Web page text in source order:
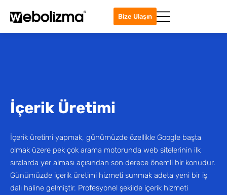
Bize Ulaşın
İçerik Üretimi
İçerik üretimi yapmak, günümüzde özellikle Google başta
olmak üzere pek çok arama motorunda web sitelerinin ilk
sıralarda yer alması açısından son derece önemli bir konudur.
Günümüzde içerik üretimi hizmeti sunmak adeta yeni bir iş
dalı haline gelmiştir. Profesyonel şekilde içerik hizmeti